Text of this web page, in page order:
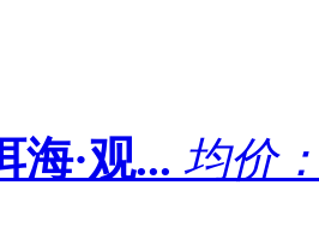
海·观... 均价